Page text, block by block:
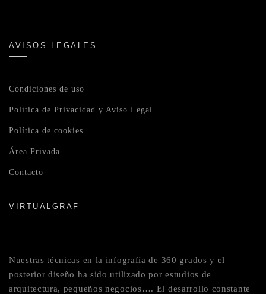
AVISOS LEGALES
Condiciones de uso
Política de Privacidad y Aviso Legal
Política de cookies
Área Privada
Contacto
VIRTUALGRAF
Nuestras técnicas en la infografía de 360 grados y el
posterior diseño ha sido utilizado por estudios de
arquitectura, pequeños negocios…. El desarrollo constante